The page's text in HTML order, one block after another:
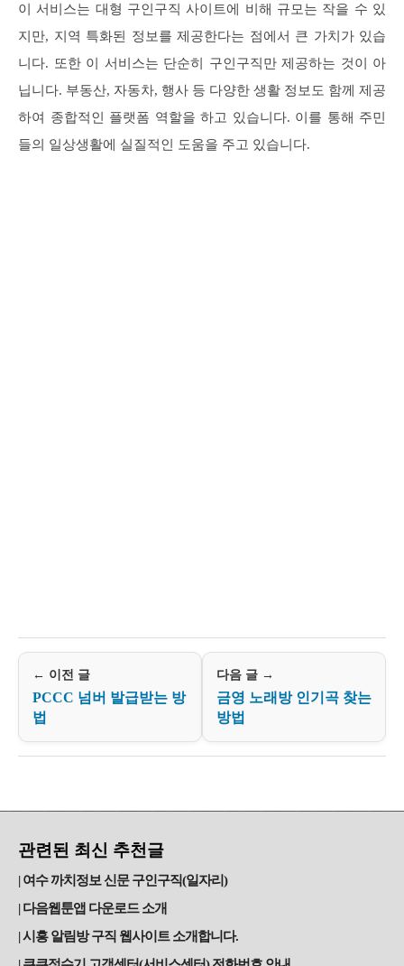
이 서비스는 대형 구인구직 사이트에 비해 규모는 작을 수 있
지만, 지역 특화된 정보를 제공한다는 점에서 큰 가치가 있습
니다. 또한 이 서비스는 단순히 구인구직만 제공하는 것이 아
닙니다. 부동산, 자동차, 행사 등 다양한 생활 정보도 함께 제공
하여 종합적인 플랫폼 역할을 하고 있습니다. 이를 통해 주민
들의 일상생활에 실질적인 도움을 주고 있습니다.
← 이전 글
PCCC 넘버 발급받는 방
법
다음 글 →
금영 노래방 인기곡 찾는
방법
관련된 최신 추천글
여수 까치정보 신문 구인구직(일자리)
다음웹툰앱 다운로드 소개
시흥 알림방 구직 웹사이트 소개합니다.